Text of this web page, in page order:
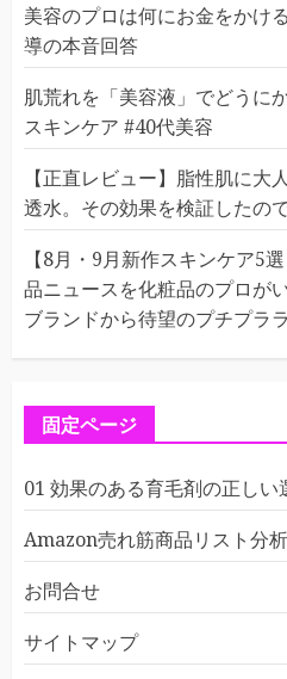
美容のプロは何にお金をかけ
導の本音回答
肌荒れを「美容液」でどうに
スキンケア #40代美容
【正直レビュー】脂性肌に大
透水。その効果を検証したの
【8月・9月新作スキンケア5
品ニュースを化粧品のプロが
ブランドから待望のプチプラ
固定ページ
01 効果のある育毛剤の正しい
Amazon売れ筋商品リスト分析
お問合せ
サイトマップ